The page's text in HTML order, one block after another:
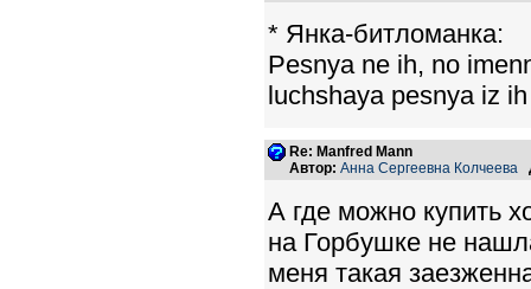
* Янка-битломанка:
Pesnya ne ih, no
luchshaya pesnya iz
Re: Manfred Mann
Автор: Анна Сергеевна Колчеева
А где можно купить
на Горбушке не
меня такая